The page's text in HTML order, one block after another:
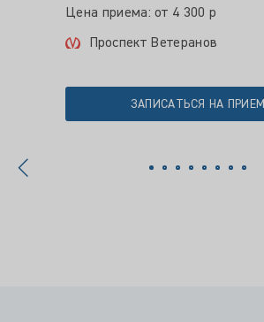
Цена приема: от 4 300 р
Проспект Ветеранов
ЗАПИСАТЬСЯ НА ПРИЕМ